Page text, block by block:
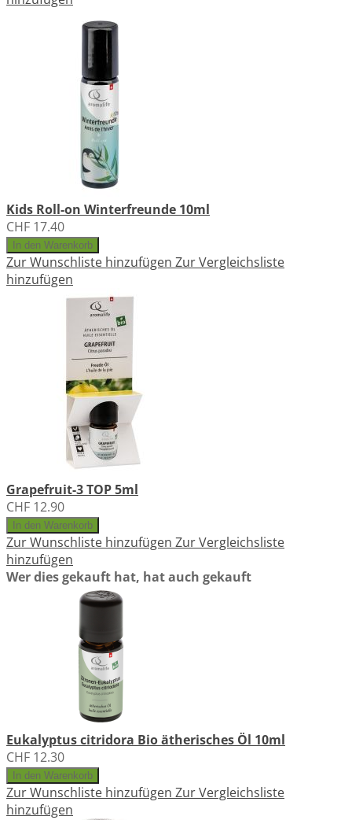
Kids Roll-on Winterfreunde 10ml
CHF 17.40
In den Warenkorb
Zur Wunschliste hinzufügen Zur Vergleichsliste
hinzufügen
Grapefruit-3 TOP 5ml
CHF 12.90
In den Warenkorb
Zur Wunschliste hinzufügen Zur Vergleichsliste
hinzufügen
Wer dies gekauft hat, hat auch gekauft
Eukalyptus citridora Bio ätherisches Öl 10ml
CHF 12.30
In den Warenkorb
Zur Wunschliste hinzufügen Zur Vergleichsliste
hinzufügen